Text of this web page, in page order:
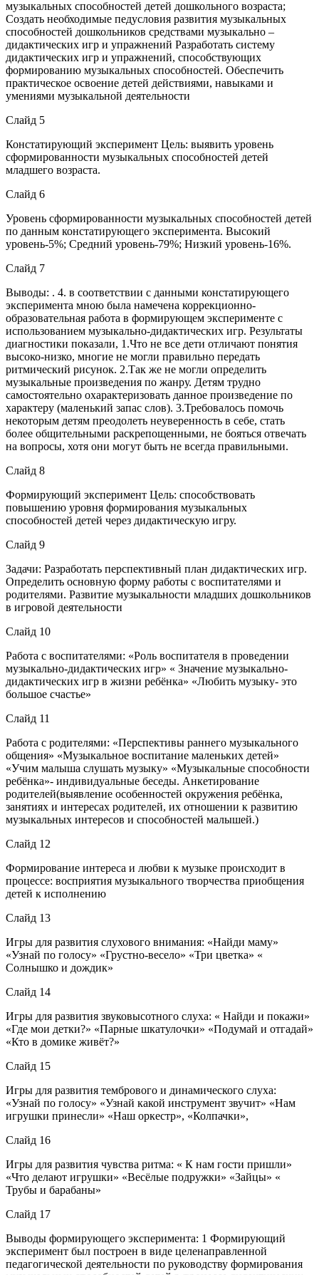
музыкальных способностей детей дошкольного возраста;
Создать необходимые педусловия развития музыкальных
способностей дошкольников средствами музыкально –
дидактических игр и упражнений Разработать систему
дидактических игр и упражнений, способствующих
формированию музыкальных способностей. Обеспечить
практическое освоение детей действиями, навыками и
умениями музыкальной деятельности
Слайд 5
Констатирующий эксперимент Цель: выявить уровень
сформированности музыкальных способностей детей
младшего возраста.
Слайд 6
Уровень сформированности музыкальных способностей детей
по данным констатирующего эксперимента. Высокий
уровень-5%; Средний уровень-79%; Низкий уровень-16%.
Слайд 7
Выводы: . 4. в соответствии с данными констатирующего
эксперимента мною была намечена коррекционно-
образовательная работа в формирующем эксперименте с
использованием музыкально-дидактических игр. Результаты
диагностики показали, 1.Что не все дети отличают понятия
высоко-низко, многие не могли правильно передать
ритмический рисунок. 2.Так же не могли определить
музыкальные произведения по жанру. Детям трудно
самостоятельно охарактеризовать данное произведение по
характеру (маленький запас слов). 3.Требовалось помочь
некоторым детям преодолеть неуверенность в себе, стать
более общительными раскрепощенными, не бояться отвечать
на вопросы, хотя они могут быть не всегда правильными.
Слайд 8
Формирующий эксперимент Цель: способствовать
повышению уровня формирования музыкальных
способностей детей через дидактическую игру.
Слайд 9
Задачи: Разработать перспективный план дидактических игр.
Определить основную форму работы с воспитателями и
родителями. Развитие музыкальности младших дошкольников
в игровой деятельности
Слайд 10
Работа с воспитателями: «Роль воспитателя в проведении
музыкально-дидактических игр» « Значение музыкально-
дидактических игр в жизни ребёнка» «Любить музыку- это
большое счастье»
Слайд 11
Работа с родителями: «Перспективы раннего музыкального
общения» «Музыкальное воспитание маленьких детей»
«Учим малыша слушать музыку» «Музыкальные способности
ребёнка»- индивидуальные беседы. Анкетирование
родителей(выявление особенностей окружения ребёнка,
занятиях и интересах родителей, их отношении к развитию
музыкальных интересов и способностей малышей.)
Слайд 12
Формирование интереса и любви к музыке происходит в
процессе: восприятия музыкального творчества приобщения
детей к исполнению
Слайд 13
Игры для развития слухового внимания: «Найди маму»
«Узнай по голосу» «Грустно-весело» «Три цветка» «
Солнышко и дождик»
Слайд 14
Игры для развития звуковысотного слуха: « Найди и покажи»
«Где мои детки?» «Парные шкатулочки» «Подумай и отгадай»
«Кто в домике живёт?»
Слайд 15
Игры для развития тембрового и динамического слуха:
«Узнай по голосу» «Узнай какой инструмент звучит» «Нам
игрушки принесли» «Наш оркестр», «Колпачки»,
Слайд 16
Игры для развития чувства ритма: « К нам гости пришли»
«Что делают игрушки» «Весёлые подружки» «Зайцы» «
Трубы и барабаны»
Слайд 17
Выводы формирующего эксперимента: 1 Формирующий
эксперимент был построен в виде целенаправленной
педагогической деятельности по руководству формирования